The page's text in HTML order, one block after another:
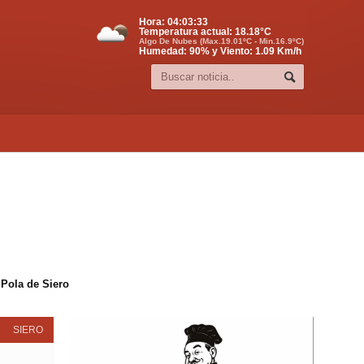
Hora: 04:03:34
Temperatura actual: 18.18°C
Algo De Nubes (Max.19.01ºC - Min.16.9ºC)
Humedad: 90% y Viento: 1.09 Km/h
de Siero
SIERO